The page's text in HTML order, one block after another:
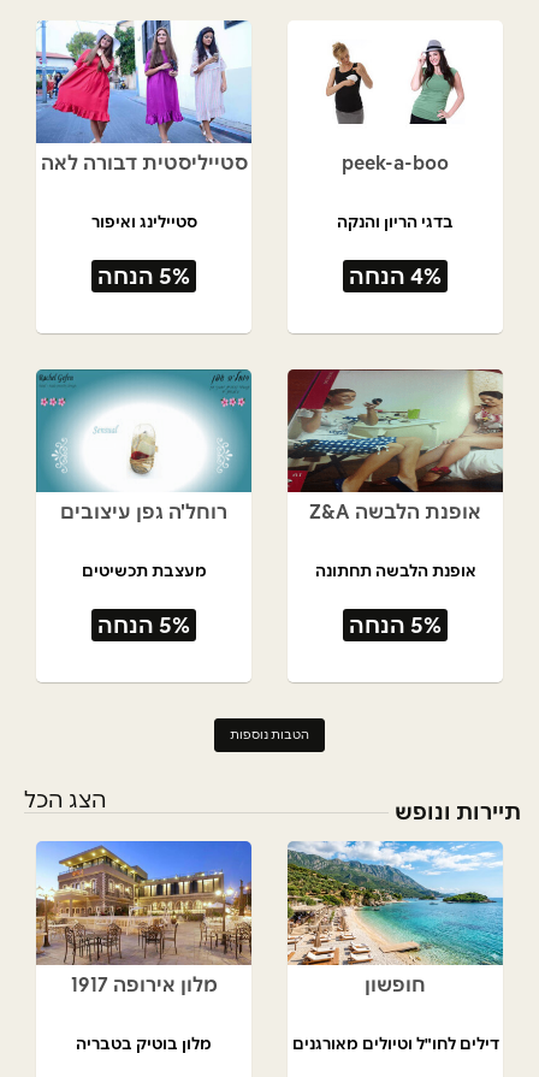
peek-a-boo
בדגי הריון והנקה
4% הנחה
סטייליסטית דבורה לאה
סטיילינג ואיפור
5% הנחה
אופנת הלבשה Z&A
אופנת הלבשה תחתונה
5% הנחה
רוחל'ה גפן עיצובים
מעצבת תכשיטים
5% הנחה
הטבות נוספות
תיירות ונופש הצג הכל
חופשון
דילים לחו"ל וטיולים מאורגנים
מלון אירופה 1917
מלון בוטיק בטבריה